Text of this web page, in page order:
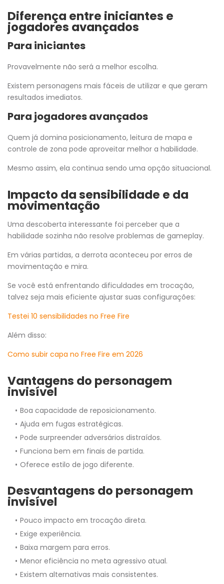
Diferença entre iniciantes e
jogadores avançados
Para iniciantes
Provavelmente não será a melhor escolha.
Existem personagens mais fáceis de utilizar e que geram
resultados imediatos.
Para jogadores avançados
Quem já domina posicionamento, leitura de mapa e
controle de zona pode aproveitar melhor a habilidade.
Mesmo assim, ela continua sendo uma opção situacional.
Impacto da sensibilidade e da
movimentação
Uma descoberta interessante foi perceber que a
habilidade sozinha não resolve problemas de gameplay.
Em várias partidas, a derrota aconteceu por erros de
movimentação e mira.
Se você está enfrentando dificuldades em trocação,
talvez seja mais eficiente ajustar suas configurações:
Testei 10 sensibilidades no Free Fire
Além disso:
Como subir capa no Free Fire em 2026
Vantagens do personagem
invisível
Boa capacidade de reposicionamento.
Ajuda em fugas estratégicas.
Pode surpreender adversários distraídos.
Funciona bem em finais de partida.
Oferece estilo de jogo diferente.
Desvantagens do personagem
invisível
Pouco impacto em trocação direta.
Exige experiência.
Baixa margem para erros.
Menor eficiência no meta agressivo atual.
Existem alternativas mais consistentes.